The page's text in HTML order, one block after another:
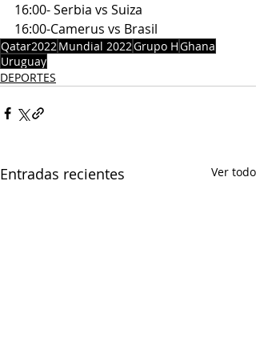
16:00- Serbia vs Suiza
16:00-Camerus vs Brasil
Qatar2022Mundial 2022Grupo HGhana
Uruguay
DEPORTES
Entradas recientes Ver todo